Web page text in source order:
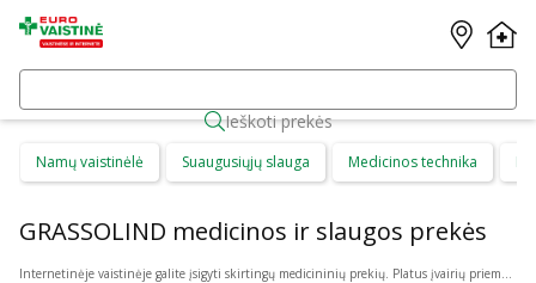
Ieškoti prekės
Namų vaistinėlė Suaugusiųjų slauga Medicinos technika
GRASSOLIND medicinos ir slaugos prekės
Internetinėje vaistinėje galite įsigyti skirtingų medicininių prekių. Platus įvairių priemonių ir technikos pasirinkimas leis visiems pirkėjams lengviau rasti tai, ko jie ieško. Šioje prekių kategorijoje yra daugybė skirtingų medicinos priemonių ir priedų, pradedant specialiais kremais ir pleistrais, baigiant kapsulėmis ar drėkinančiais akių lašais. Jeigu jums sunku apsispręsti, kurie produktai būtų geriausias ar tinkamiausias pasirinkimas, mūsų konsultantai gali jums patarti nuotoliniu būdu: internetu aktyviame pokalbio lange, el. paštu ar telefonu.